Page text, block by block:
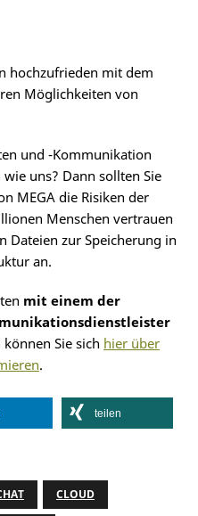
hochzufrieden mit dem
Möglichkeiten von
und -Kommunikation
uns? Dann sollten Sie
MEGA die Risiken der
Menschen vertrauen
Dateien zur Speicherung in
an.
mit einem der
Sie sich hier über
.
teilen
CLOUD